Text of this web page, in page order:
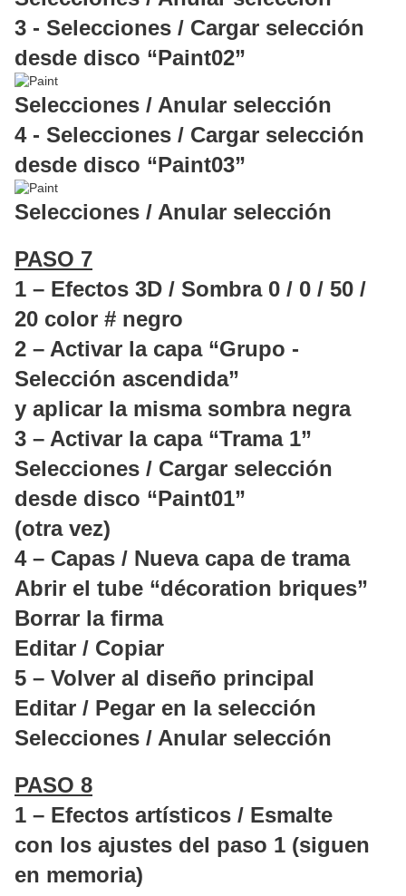
3 - Selecciones / Cargar selección
desde disco “Paint02”
Selecciones / Anular selección
4 - Selecciones / Cargar selección
desde disco “Paint03”
Selecciones / Anular selección
PASO 7
1 – Efectos 3D / Sombra 0 / 0 / 50 /
20 color # negro
2 – Activar la capa “Grupo -
Selección ascendida”
y aplicar la misma sombra negra
3 – Activar la capa “Trama 1”
Selecciones / Cargar selección
desde disco “Paint01”
(otra vez)
4 – Capas / Nueva capa de trama
Abrir el tube “décoration briques”
Borrar la firma
Editar / Copiar
5 – Volver al diseño principal
Editar / Pegar en la selección
Selecciones / Anular selección
PASO 8
1 – Efectos artísticos / Esmalte
con los ajustes del paso 1 (siguen
en memoria)